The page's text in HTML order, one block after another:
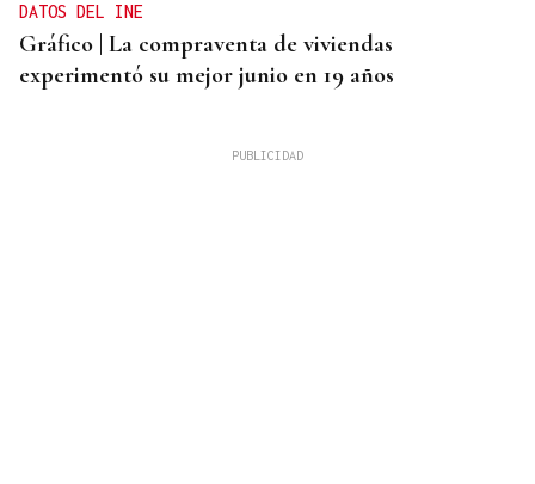
DATOS DEL INE
Gráfico | La compraventa de viviendas
experimentó su mejor junio en 19 años